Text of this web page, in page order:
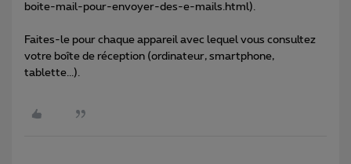
boite-mail-pour-envoyer-des-e-mails.html).
Faites-le pour chaque appareil avec lequel vous consultez
votre boîte de réception (ordinateur, smartphone,
tablette...).